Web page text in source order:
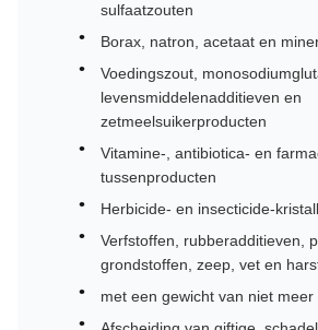
sulfaatzouten
Borax, natron, acetaat en
Voedingszout,
levensmiddelenadditieven en
zetmeelsuikerproducten
Vitamine-, antibiotica- en
tussenproducten
Herbicide- en insecticide-
Verfstoffen, rubberadditieven,
grondstoffen, zeep, vet en
met een gewicht van niet meer